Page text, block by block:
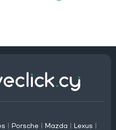
| Porsche | Mazda | Lexus |